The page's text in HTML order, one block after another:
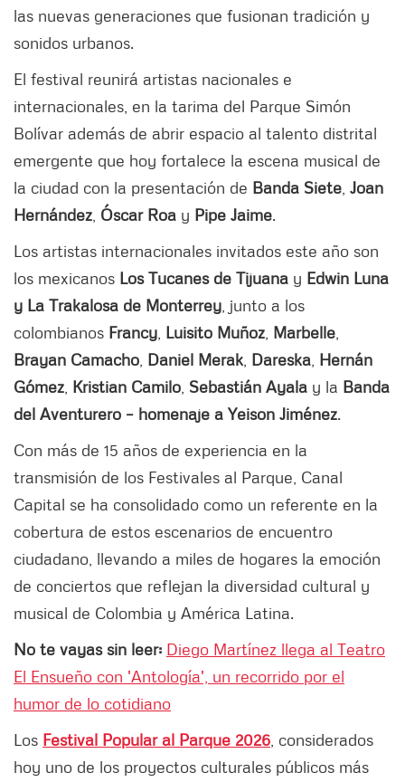
las nuevas generaciones que fusionan tradición y
sonidos urbanos.
El festival reunirá artistas nacionales e
internacionales, en la tarima del Parque Simón
Bolívar además de abrir espacio al talento distrital
emergente que hoy fortalece la escena musical de
la ciudad con la presentación de Banda Siete Joan
Hernández Óscar Roa y Pipe Jaime.
Los artistas internacionales invitados este año son
los mexicanos Los Tucanes de Tijuana y Edwin Luna
y La Trakalosa de Monterrey , junto a los
colombianos Francy Luisito Muñoz Marbelle
Brayan Camacho Daniel Merak Dareska Hernán
Gómez Kristian Camilo Sebastián Ayala y la Banda
del Aventurero – homenaje a Yeison Jiménez.
Con más de 15 años de experiencia en la
transmisión de los Festivales al Parque, Canal
Capital se ha consolidado como un referente en la
cobertura de estos escenarios de encuentro
ciudadano, llevando a miles de hogares la emoción
de conciertos que reflejan la diversidad cultural y
musical de Colombia y América Latina.
No te vayas sin leer: Diego Martínez llega al Teatro
El Ensueño con 'Antología', un recorrido por el
humor de lo cotidiano
Los Festival Popular al Parque 2026 , considerados
hoy uno de los proyectos culturales públicos más